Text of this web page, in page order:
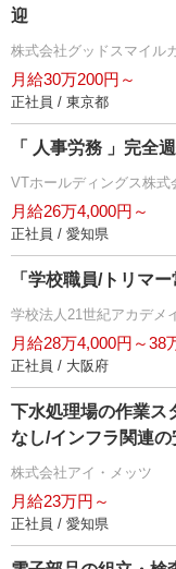
迎
株式会社グッドスマイル
月給30万200円～
正社員 / 東京都
「 人事労務 」完全
VTホールディングス株式
月給26万4,000円～
正社員 / 愛知県
「学校職員/トリマ
学校法人21世紀アカデメ
月給28万4,000円～38
正社員 / 大阪府
下水処理場の作業ス
なし/インフラ関連
株式会社アイ・メッツ
月給23万円～
正社員 / 愛知県